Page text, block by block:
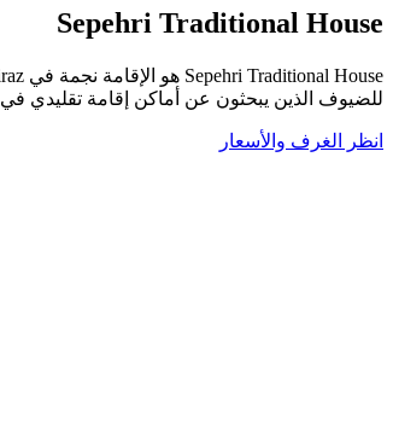
Sepehri Traditional House
للضيوف الذين يبحثون عن أماكن إقامة تقليدي في Shiraz.
انظر الغرف والأسعار